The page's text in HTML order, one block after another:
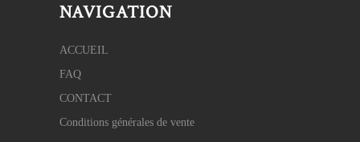
NAVIGATION
ACCUEIL
FAQ
CONTACT
Conditions générales de vente